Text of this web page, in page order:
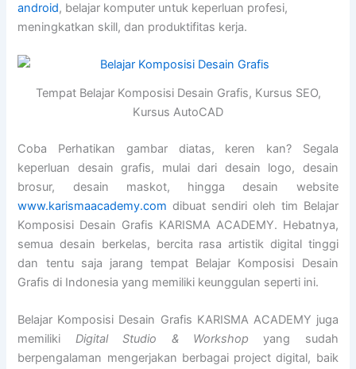
android, belajar komputer untuk keperluan profesi,
meningkatkan skill, dan produktifitas kerja.
Tempat Belajar Komposisi Desain Grafis, Kursus SEO,
Kursus AutoCAD
Coba Perhatikan gambar diatas, keren kan? Segala
keperluan desain grafis, mulai dari desain logo, desain
brosur, desain maskot, hingga desain website
www.karismaacademy.com dibuat sendiri oleh tim Belajar
Komposisi Desain Grafis KARISMA ACADEMY. Hebatnya,
semua desain berkelas, bercita rasa artistik digital tinggi
dan tentu saja jarang tempat Belajar Komposisi Desain
Grafis di Indonesia yang memiliki keunggulan seperti ini.
Belajar Komposisi Desain Grafis KARISMA ACADEMY juga
memiliki Digital Studio & Workshop yang sudah
berpengalaman mengerjakan berbagai project digital, baik